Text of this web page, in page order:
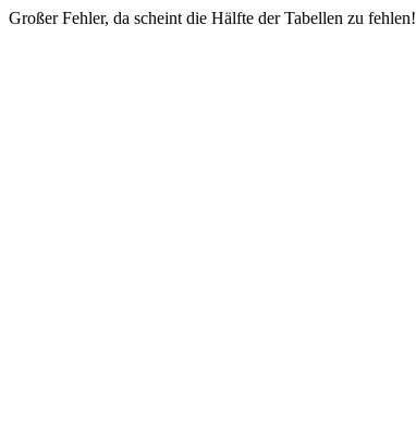
Großer Fehler, da scheint die Hälfte der Tabellen zu fehlen!